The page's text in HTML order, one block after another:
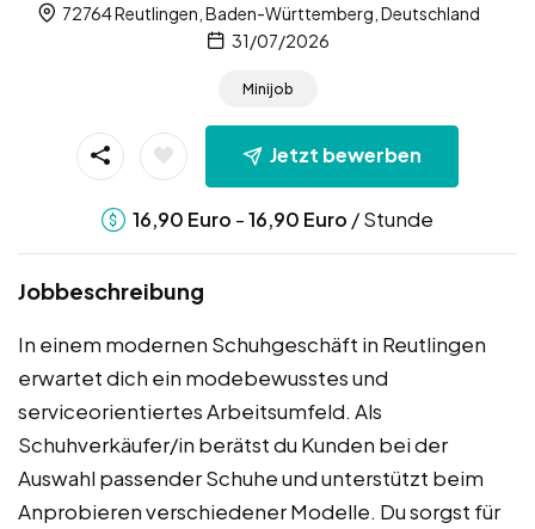
72764 Reutlingen, Baden-Württemberg, Deutschland
31/07/2026
Minijob
Jetzt bewerben
16,90 Euro -16,90 Euro / Stunde
Jobbeschreibung
In einem modernen Schuhgeschäft in Reutlingen
erwartet dich ein modebewusstes und
serviceorientiertes Arbeitsumfeld. Als
Schuhverkäufer/in berätst du Kunden bei der
Auswahl passender Schuhe und unterstützt beim
Anprobieren verschiedener Modelle. Du sorgst für